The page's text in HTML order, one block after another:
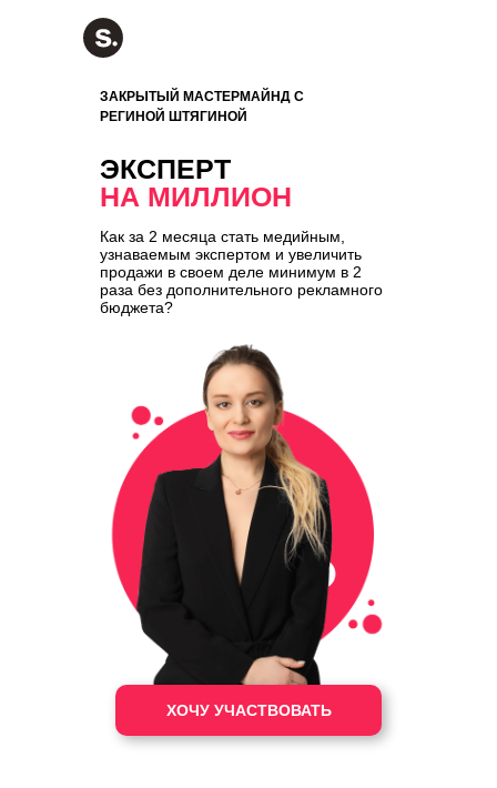
ХОЧУ УЧАСТВОВАТЬ
ЗАКРЫТЫЙ МАСТЕРМАЙНД С
РЕГИНОЙ ШТЯГИНОЙ
Как за 2 месяца стать медийным,
узнаваемым экспертом и увеличить
продажи в своем деле минимум в 2
раза без дополнительного рекламного
бюджета?
ЭКСПЕРТ
НА МИЛЛИОН